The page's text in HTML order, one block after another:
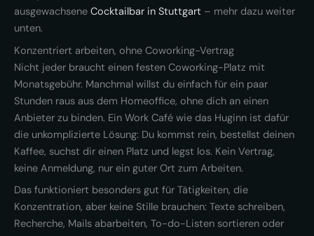
ausgewachsene Cocktailbar in Stuttgart – mehr dazu weiter
unten.
Konzentriert arbeiten, ohne Coworking-Vertrag
Nicht jeder braucht einen festen Coworking-Platz mit
Monatsgebühr. Manchmal willst du einfach für ein paar
Stunden raus aus dem Homeoffice, ohne dich an einen
Anbieter zu binden. Ein Work Café wie das Huginn ist dafür
die unkomplizierte Lösung: Du kommst rein, bestellst deinen
Kaffee, suchst dir einen Platz und legst los. Kein Vertrag,
keine Anmeldung, nur ein guter Ort zum Arbeiten.
Das funktioniert besonders gut für Tätigkeiten, die
Konzentration, aber keine Stille brauchen: Texte schreiben,
Recherche, Mails abarbeiten, To-do-Listen sortieren oder